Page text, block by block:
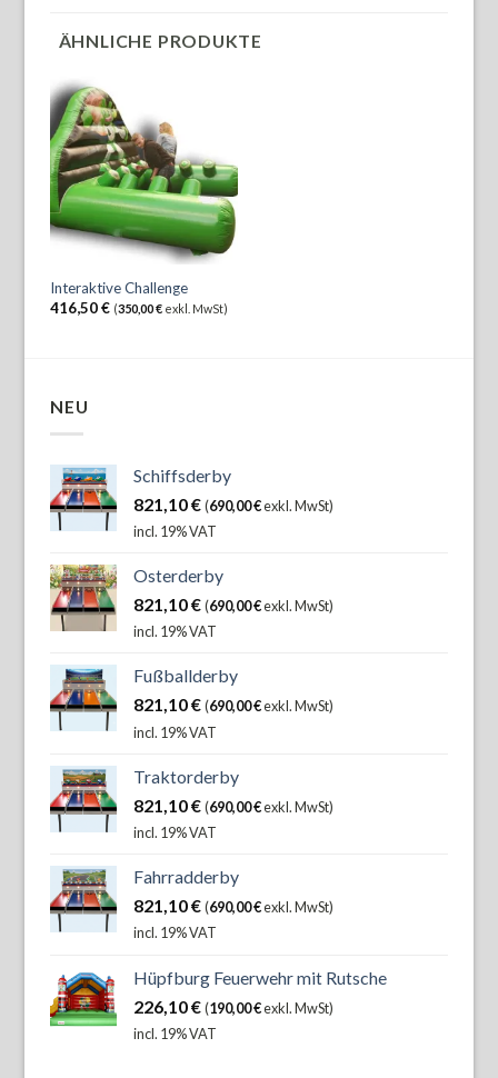
ÄHNLICHE PRODUKTE
Interaktive Challenge
416,50€ (350,00€ exkl. MwSt)
NEU
Schiffsderby
821,10€ (690,00€exkl. MwSt)
incl. 19% VAT
Osterderby
821,10€ (690,00€exkl. MwSt)
incl. 19% VAT
Fußballderby
821,10€ (690,00€exkl. MwSt)
incl. 19% VAT
Traktorderby
821,10€ (690,00€exkl. MwSt)
incl. 19% VAT
Fahrradderby
821,10€ (690,00€exkl. MwSt)
incl. 19% VAT
Hüpfburg Feuerwehr mit Rutsche
226,10€ (190,00€exkl. MwSt)
incl. 19% VAT